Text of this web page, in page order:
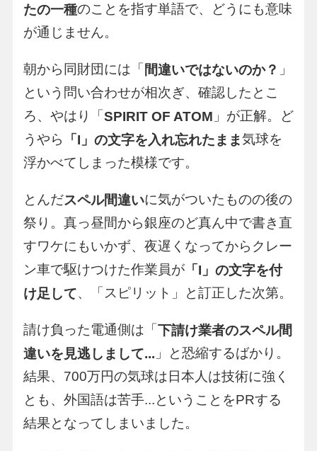
たの一種のことを指す単語で、どうにも意味
が通じません。
朝から同財団には「 間違いではないのか？ 」
という問い合わせが相次ぎ、確認したとこ
ろ、やはり「SPIRIT OF ATOM 」が正解。ど
うやら
「I」の文字を入れ忘れたまま気球を
浮かべてしまった模様です。
とんだスペル間違いに気がついたものの後の
祭り。真っ昼間から銀座のど真ん中で書き直
すワケにもいかず、夜遅くなってからクレー
ン車で駆けつけた作業員が「I」の文字を付
け足して、「スピリット」と訂正した次第。
請け負った電通側は「下請け業者のスペル間
違いを見逃しまして... 」と恐縮するばかり。
結果、700万円の気球は日本人は技術に強く
とも、外国語は苦手...ということをPRする
結果となってしまいました。